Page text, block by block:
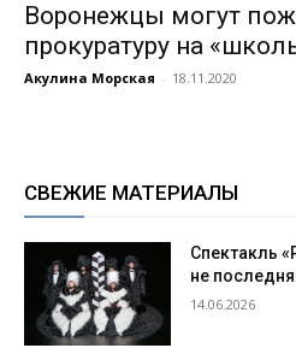
Воронежцы могут
прокуратуру на
Акулина Морская - 18.11.2020
СВЕЖИЕ МАТЕРИАЛЫ
Спектакль
не
14.06.2026